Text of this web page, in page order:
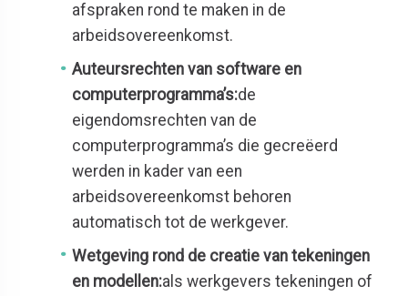
afspraken rond te maken in de
arbeidsovereenkomst.
Auteursrechten van software en
computerprogramma’s:de
eigendomsrechten van de
computerprogramma’s die gecreëerd
werden in kader van een
arbeidsovereenkomst behoren
automatisch tot de werkgever.
Wetgeving rond de creatie van tekeningen
en modellen:als werkgevers tekeningen of